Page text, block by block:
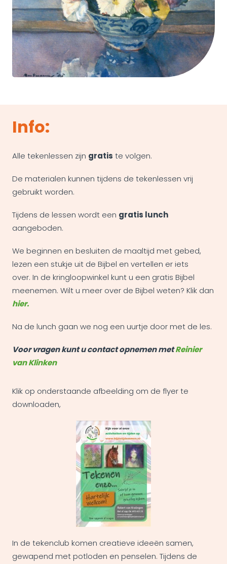
Info:
Alle tekenlessen zijn gratis te volgen.
De materialen kunnen tijdens de tekenlessen vrij
gebruikt worden.
Tijdens de lessen wordt een gratis lunch
aangeboden.
We beginnen en besluiten de maaltijd met gebed,
lezen een stukje uit de Bijbel en vertellen er iets
over. In de kringloopwinkel kunt u een gratis Bijbel
meenemen. Wilt u meer over de Bijbel weten? Klik dan
hier.
Na de lunch gaan we nog een uurtje door met de les.
Voor vragen kunt u contact opnemen metReinier
van Klinken
Klik op onderstaande afbeelding om de flyer te
downloaden,
In de tekenclub komen creatieve ideeën samen,
gewapend met potloden en penselen. Tijdens de